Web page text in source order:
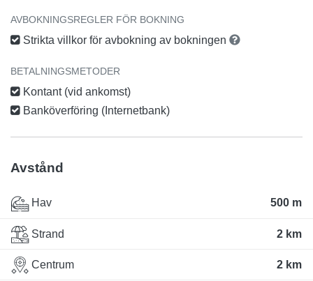
AVBOKNINGSREGLER FÖR BOKNING
Strikta villkor för avbokning av bokningen
BETALNINGSMETODER
Kontant (vid ankomst)
Banköverföring (Internetbank)
Avstånd
Hav 500 m
Strand 2 km
Centrum 2 km